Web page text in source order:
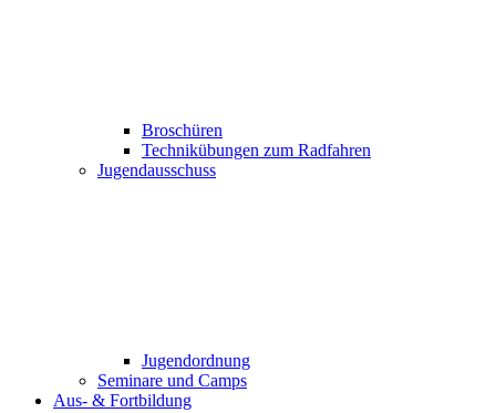
Broschüren
Technikübungen zum Radfahren
Jugendausschuss
Jugendordnung
Seminare und Camps
Aus- & Fortbildung